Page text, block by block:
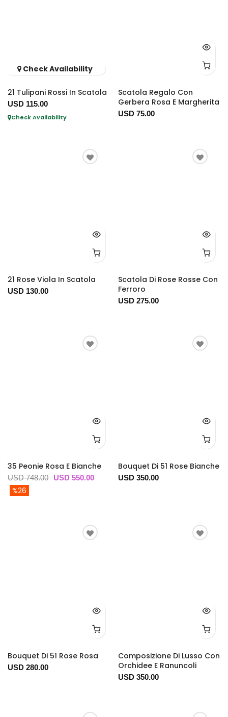
Check Availability
21 Tulipani Rossi In Scatola
USD 115.00
Check Availability
Scatola Regalo Con
Gerbera Rosa E Margherita
USD 75.00
21 Rose Viola In Scatola
USD 130.00
Scatola Di Rose Rosse Con
Ferroro
USD 275.00
35 Peonie Rosa E Bianche
USD 748.00 USD 550.00
%26
Bouquet Di 51 Rose Bianche
USD 350.00
Bouquet Di 51 Rose Rosa
USD 280.00
Composizione Di Lusso Con
Orchidee E Ranuncoli
USD 350.00